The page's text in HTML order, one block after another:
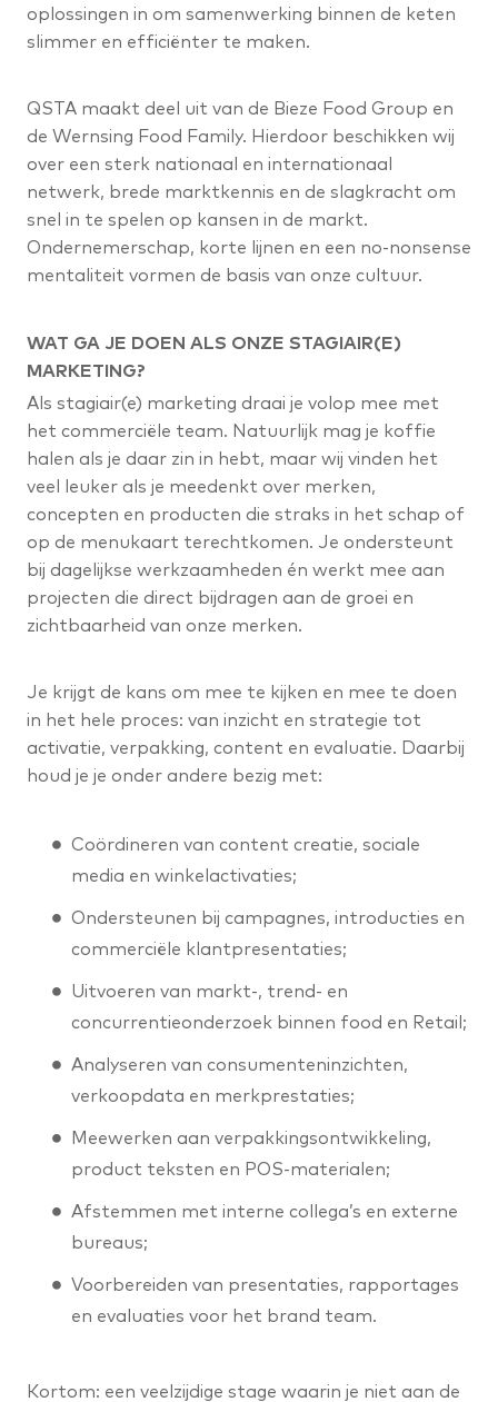
oplossingen in om samenwerking binnen de keten
slimmer en efficiënter te maken.
QSTA maakt deel uit van de Bieze Food Group en
de Wernsing Food Family. Hierdoor beschikken wij
over een sterk nationaal en internationaal
netwerk, brede marktkennis en de slagkracht om
snel in te spelen op kansen in de markt.
Ondernemerschap, korte lijnen en een no-nonsense
mentaliteit vormen de basis van onze cultuur.
WAT GA JE DOEN ALS ONZE STAGIAIR(E)
MARKETING?
Als stagiair(e) marketing draai je volop mee met
het commerciële team. Natuurlijk mag je koffie
halen als je daar zin in hebt, maar wij vinden het
veel leuker als je meedenkt over merken,
concepten en producten die straks in het schap of
op de menukaart terechtkomen. Je ondersteunt
bij dagelijkse werkzaamheden én werkt mee aan
projecten die direct bijdragen aan de groei en
zichtbaarheid van onze merken.
Je krijgt de kans om mee te kijken en mee te doen
in het hele proces: van inzicht en strategie tot
activatie, verpakking, content en evaluatie. Daarbij
houd je je onder andere bezig met:
Coördineren van content creatie, sociale
media en winkelactivaties;
Ondersteunen bij campagnes, introducties en
commerciële klantpresentaties;
Uitvoeren van markt-, trend- en
concurrentieonderzoek binnen food en Retail;
Analyseren van consumenteninzichten,
verkoopdata en merkprestaties;
Meewerken aan verpakkingsontwikkeling,
product teksten en POS-materialen;
Afstemmen met interne collega’s en externe
bureaus;
Voorbereiden van presentaties, rapportages
en evaluaties voor het brand team.
Kortom: een veelzijdige stage waarin je niet aan de